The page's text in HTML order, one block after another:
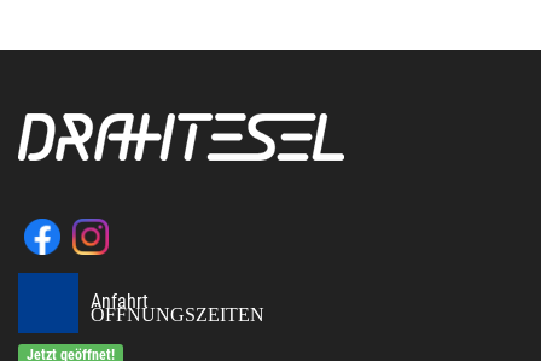
Anfahrt
ÖFFNUNGSZEITEN
Jetzt geöffnet!